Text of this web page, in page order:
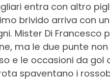
entra con altro
brivido arriva con un
Mister Di
ma le due punte
e le occasioni da
spaventano i